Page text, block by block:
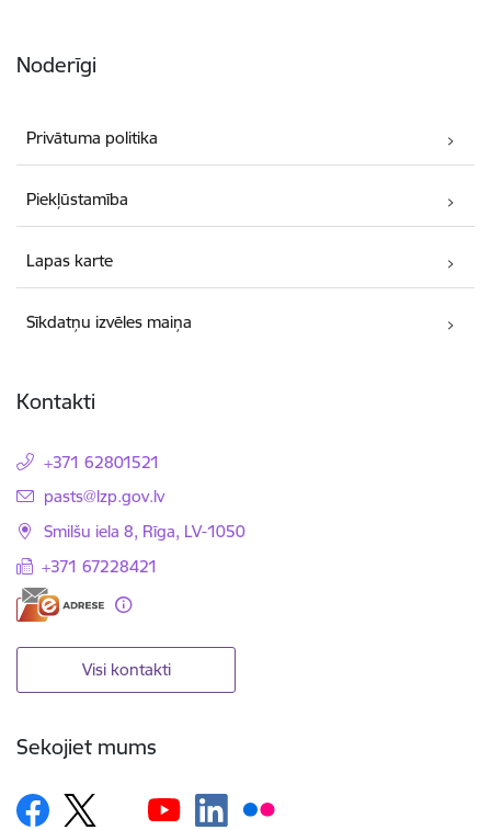
Noderīgi
Privātuma politika
Piekļūstamība
Lapas karte
Sīkdatņu izvēles maiņa
Kontakti
+371 62801521
E-pasts:
pasts@lzp.gov.lv
Smilšu iela 8, Rīga, LV-1050
+371 67228421
Visi kontakti
Sekojiet mums